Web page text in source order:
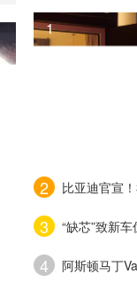
1
2 比亚迪官宣
3 “缺芯”致新
4
阿斯顿马丁